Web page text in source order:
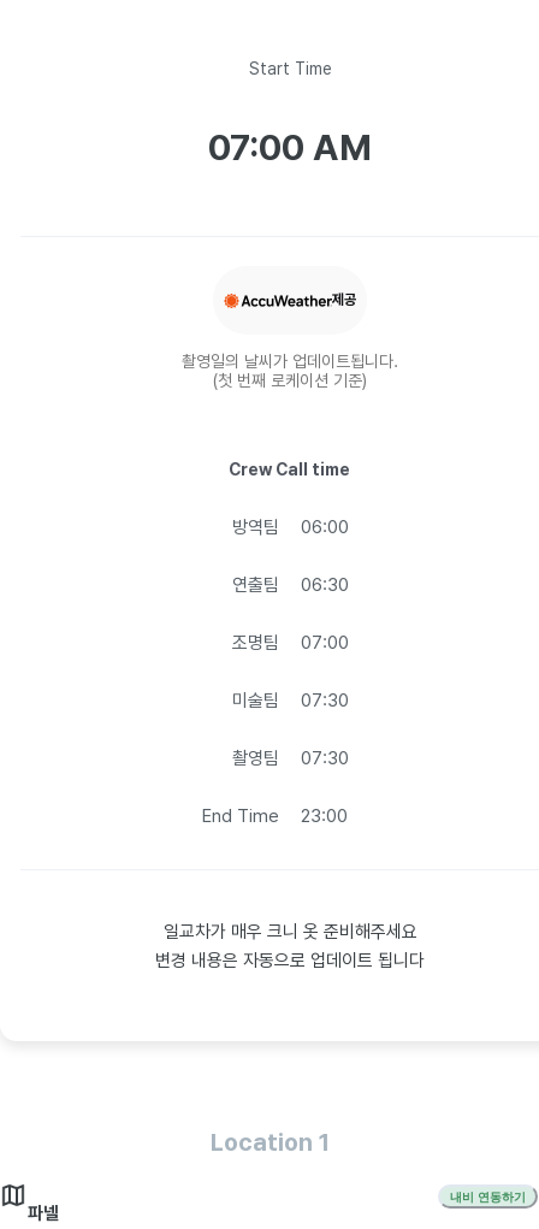
Start Time
07:00 AM
제공
촬영일의 날씨가 업데이트됩니다.
(첫 번째 로케이션 기준)
Crew Call time
방역팀 06:00
연출팀 06:30
조명팀 07:00
미술팀 07:30
촬영팀 07:30
End Time 23:00
일교차가 매우 크니 옷 준비해주세요
변경 내용은 자동으로 업데이트 됩니다
Location 1
파넬
내비 연동하기